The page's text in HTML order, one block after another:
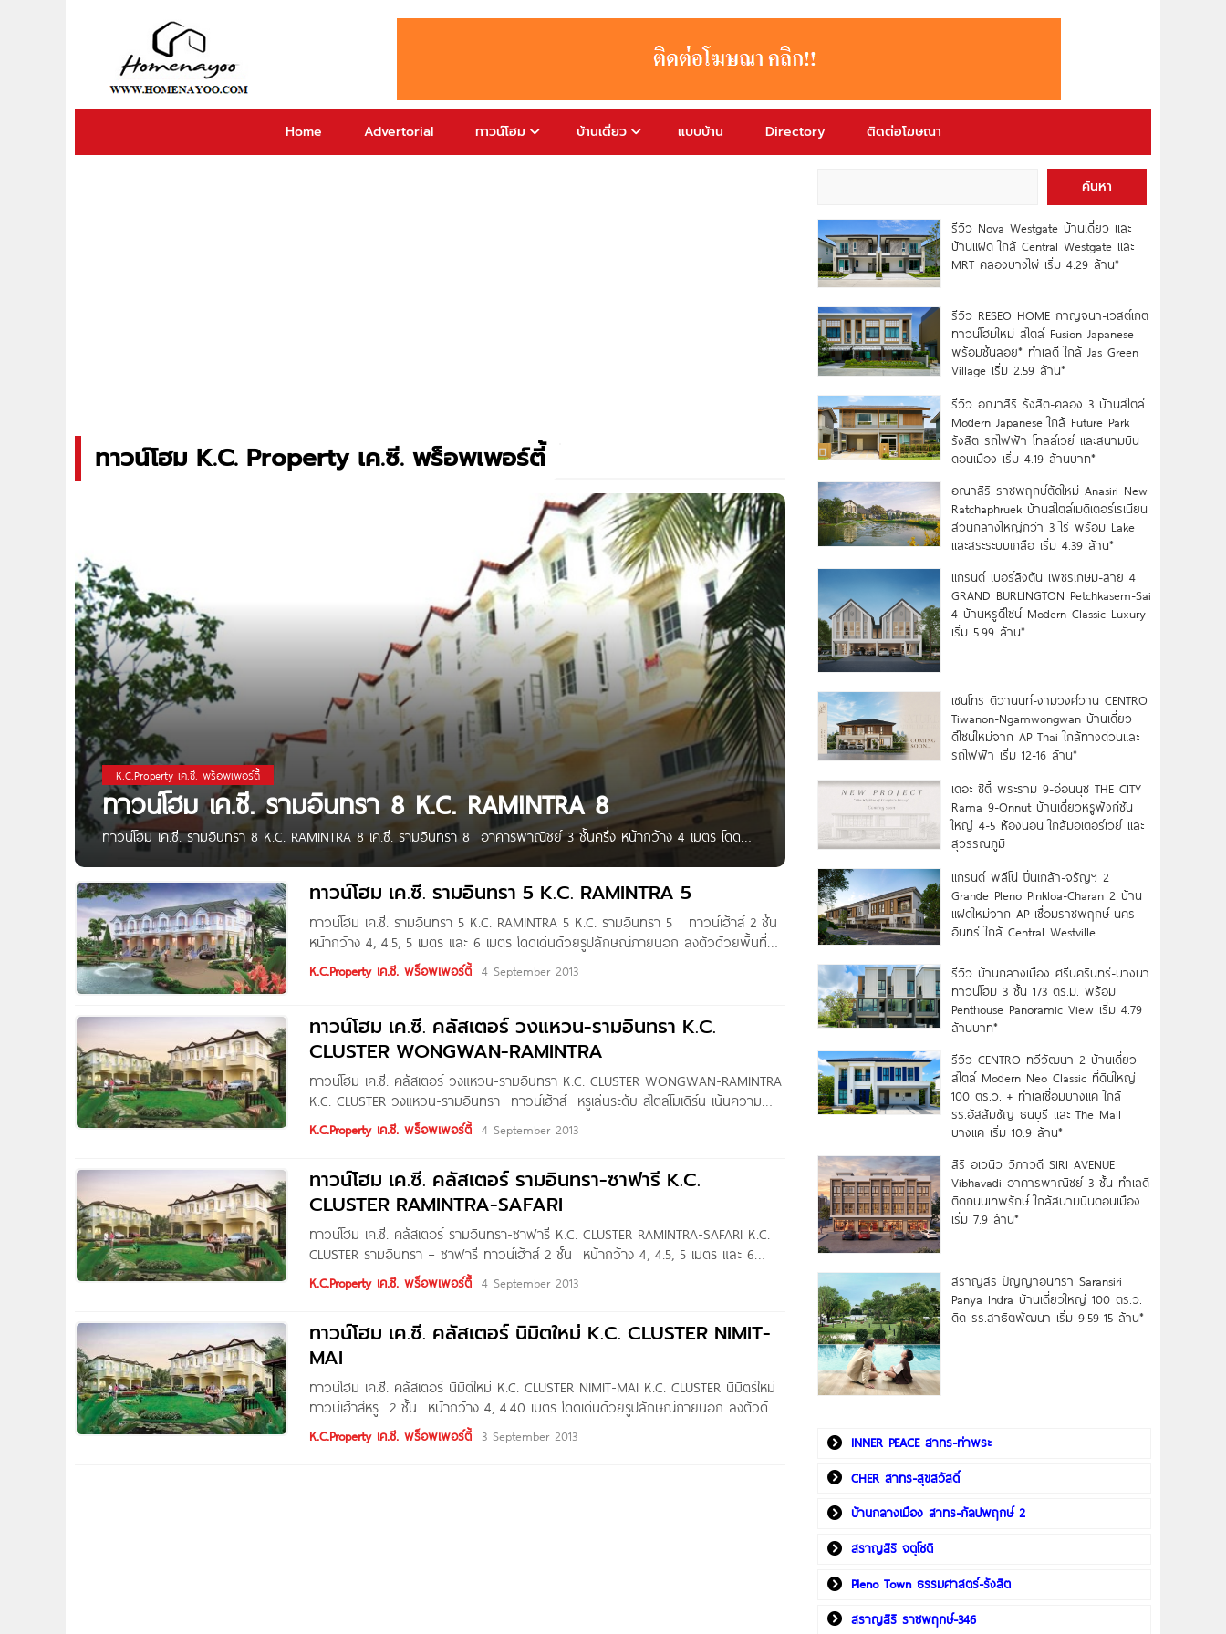
Home Advertorial ทาวน์โฮม บ้านเดี่ยว แบบบ้าน Directory ติดต่อโฆษณา
ทาวน์โฮม K.C. Property เค.ซี. พร็อพเพอร์ตี้
K.C.Property เค.ซี. พร็อพเพอร์ตี้
ทาวน์โฮม เค.ซี. รามอินทรา 8 K.C. RAMINTRA 8
ทาวน์โฮม เค.ซี. รามอินทรา 8 K.C. RAMINTRA 8 เค.ซี. รามอินทรา 8 อาคารพาณิชย์ 3 ชั้นครึ่ง หน้ากว้าง 4 เมตร โดด
เด่นด้วยรูปลักษณ์ภายนอก ลงตัวด้วยพื้นที่ใช้สอย โอ่อ่ากว้างขวางสไตล์บ้านเดี่ยว โครงสร้างอาคารได้รับการออกแบบพิเศษ
เพื่อการต่อเติมด้วยเสาเข็มขนาดใหญ่บริเวณหลังบ้าน คุณจึงต่อเติมความสุขในบ้านได้อย่างมั่นใจ ชื่อโครงการ เค.ซี.
รามอินทรา 8 / K.C. RAMINTRA 8
ทาวน์โฮม เค.ซี. รามอินทรา 5 K.C. RAMINTRA 5
ทาวน์โฮม เค.ซี. รามอินทรา 5 K.C. RAMINTRA 5 K.C. รามอินทรา 5 ทาวน์เฮ้าส์ 2 ชั้น
หน้ากว้าง 4, 4.5, 5 เมตร และ 6 เมตร โดดเด่นด้วยรูปลักษณ์ภายนอก ลงตัวด้วยพื้นที่
ใช้สอย โอ่อ่ากว้างขวางสไตล์บ้านเดี่ยว โครงสร้างอาคารได้รับการออกแบบพิเศษ เพื่อการ
ต่อเติมด้วยเสาเข็มขนาดใหญ่บริเวณหลังบ้าน คุณจึงต่อเติมความสุขในบ้านได้อย่างมั่นใจ ชื่อ
K.C.Property เค.ซี. พร็อพเพอร์ตี้ 4 September 2013
ทาวน์โฮม เค.ซี. คลัสเตอร์ วงแหวน-รามอินทรา K.C.
CLUSTER WONGWAN-RAMINTRA
ทาวน์โฮม เค.ซี. คลัสเตอร์ วงแหวน-รามอินทรา K.C. CLUSTER WONGWAN-RAMINTRA
K.C. CLUSTER วงแหวน-รามอินทรา ทาวน์เฮ้าส์ หรูเล่นระดับ สไตล์โมเดิร์น เน้นความ
หรูหรามีระดับ ดีไซน์ทันสมัยเพื่อคนรุ่นใหม่ ภายในเล่นระดับ 5 ระดับ หน้ากว้าง 4.50 เมตร
3 ห้องนอน 2 ห้องน้ำ ห้องรับแขก ห้องนั่งเล่นแยกเป็นสัดส่วนลงตัว พื้นที่ใช้สอยมากเป็น
K.C.Property เค.ซี. พร็อพเพอร์ตี้ 4 September 2013
ทาวน์โฮม เค.ซี. คลัสเตอร์ รามอินทรา-ซาฟารี K.C.
CLUSTER RAMINTRA-SAFARI
ทาวน์โฮม เค.ซี. คลัสเตอร์ รามอินทรา-ซาฟารี K.C. CLUSTER RAMINTRA-SAFARI K.C.
CLUSTER รามอินทรา – ซาฟารี ทาวน์เฮ้าส์ 2 ชั้น หน้ากว้าง 4, 4.5, 5 เมตร และ 6
เมตร โดดเด่นด้วยรูปลักษณ์ภายนอก ลงตัวด้วยพื้นที่ใช้สอย โอ่อ่ากว้างขวางสไตล์บ้าน
เดี่ยว โครงสร้างอาคารได้รับการออกแบบพิเศษ เพื่อการต่อเติมด้วยเสาเข็มขนาดใหญ่
สร้างชีวิตครอบครัว
K.C.Property เค.ซี. พร็อพเพอร์ตี้ 4 September 2013
ทาวน์โฮม เค.ซี. คลัสเตอร์ นิมิตใหม่ K.C. CLUSTER NIMIT-
MAI
ทาวน์โฮม เค.ซี. คลัสเตอร์ นิมิตใหม่ K.C. CLUSTER NIMIT-MAI K.C. CLUSTER นิมิตรใหม่
ทาวน์เฮ้าส์หรู 2 ชั้น หน้ากว้าง 4, 4.40 เมตร โดดเด่นด้วยรูปลักษณ์ภายนอก ลงตัวด้วย
พื้นที่ใช้สอย โอ่อ่ากว้างขวางสไตล์บ้านเดี่ยว โครงสร้างอาคารได้รับการออกแบบพิเศษ เพื่อ
การต่อเติมด้วยเสาเข็มขนาดใหญ่บริเวณหลังบ้าน คุณจึงต่อเติมความสุขในบ้านได้อย่างมั่นใจ
K.C.Property เค.ซี. พร็อพเพอร์ตี้ 3 September 2013
ค้นหา
รีวิว Nova Westgate บ้านเดี่ยว และ
บ้านแฝด ใกล้ Central Westgate และ
MRT คลองบางไผ่ เริ่ม 4.29 ล้าน*
รีวิว RESEO HOME กาญจนา-เวสต์เกต
ทาวน์โฮมใหม่ สไตล์ Fusion Japanese
พร้อมชั้นลอย* ทำเลดี ใกล้ Jas Green
Village เริ่ม 2.59 ล้าน*
รีวิว อณาสิริ รังสิต-คลอง 3 บ้านสไตล์
Modern Japanese ใกล้ Future Park
รังสิต รถไฟฟ้า โทลล์เวย์ และสนามบิน
ดอนเมือง เริ่ม 4.19 ล้านบาท*
อณาสิริ ราชพฤกษ์ตัดใหม่ Anasiri New
Ratchaphruek บ้านสไตล์เมดิเตอร์เรเนียน
ส่วนกลางใหญ่กว่า 3 ไร่ พร้อม Lake
และสระระบบเกลือ เริ่ม 4.39 ล้าน*
แกรนด์ เบอร์ลิงตัน เพชรเกษม-สาย 4
GRAND BURLINGTON Petchkasem-Sai
4 บ้านหรูดีไซน์ Modern Classic Luxury
เริ่ม 5.99 ล้าน*
เซนโทร ติวานนท์-งามวงศ์วาน CENTRO
Tiwanon-Ngamwongwan บ้านเดี่ยว
ดีไซน์ใหม่จาก AP Thai ใกล้ทางด่วนและ
รถไฟฟ้า เริ่ม 12-16 ล้าน*
เดอะ ซิตี้ พระราม 9-อ่อนนุช THE CITY
Rama 9-Onnut บ้านเดี่ยวหรูฟังก์ชัน
ใหญ่ 4-5 ห้องนอน ใกล้มอเตอร์เวย์ และ
สุวรรณภูมิ
แกรนด์ พลีโน่ ปิ่นเกล้า-จรัญฯ 2
Grande Pleno Pinkloa-Charan 2 บ้าน
แฝดใหม่จาก AP เชื่อมราชพฤกษ์-นคร
อินทร์ ใกล้ Central Westville
รีวิว บ้านกลางเมือง ศรีนครินทร์-บางนา
ทาวน์โฮม 3 ชั้น 173 ตร.ม. พร้อม
Penthouse Panoramic View เริ่ม 4.79
ล้านบาท*
รีวิว CENTRO ทวีวัฒนา 2 บ้านเดี่ยว
สไตล์ Modern Neo Classic ที่ดินใหญ่
100 ตร.ว. + ทำเลเชื่อมบางแค ใกล้
รร.อัสสัมชัญ ธนบุรี และ The Mall
บางแค เริ่ม 10.9 ล้าน*
สิริ อเวนิว วิภาวดี SIRI AVENUE
Vibhavadi อาคารพาณิชย์ 3 ชั้น ทำเลดี
ติดถนนเทพรักษ์ ใกล้สนามบินดอนเมือง
เริ่ม 7.9 ล้าน*
สราญสิริ ปัญญาอินทรา Saransiri
Panya Indra บ้านเดี่ยวใหญ่ 100 ตร.ว.
ดิด รร.สาธิตพัฒนา เริ่ม 9.59-15 ล้าน*
INNER PEACE สาทร-ท่าพระ
CHER สาทร-สุขสวัสดิ์
บ้านกลางเมือง สาทร-กัลปพฤกษ์ 2
สราญสิริ จตุโชติ
Pleno Town ธรรมศาสตร์-รังสิต
สราญสิริ ราชพฤกษ์-346